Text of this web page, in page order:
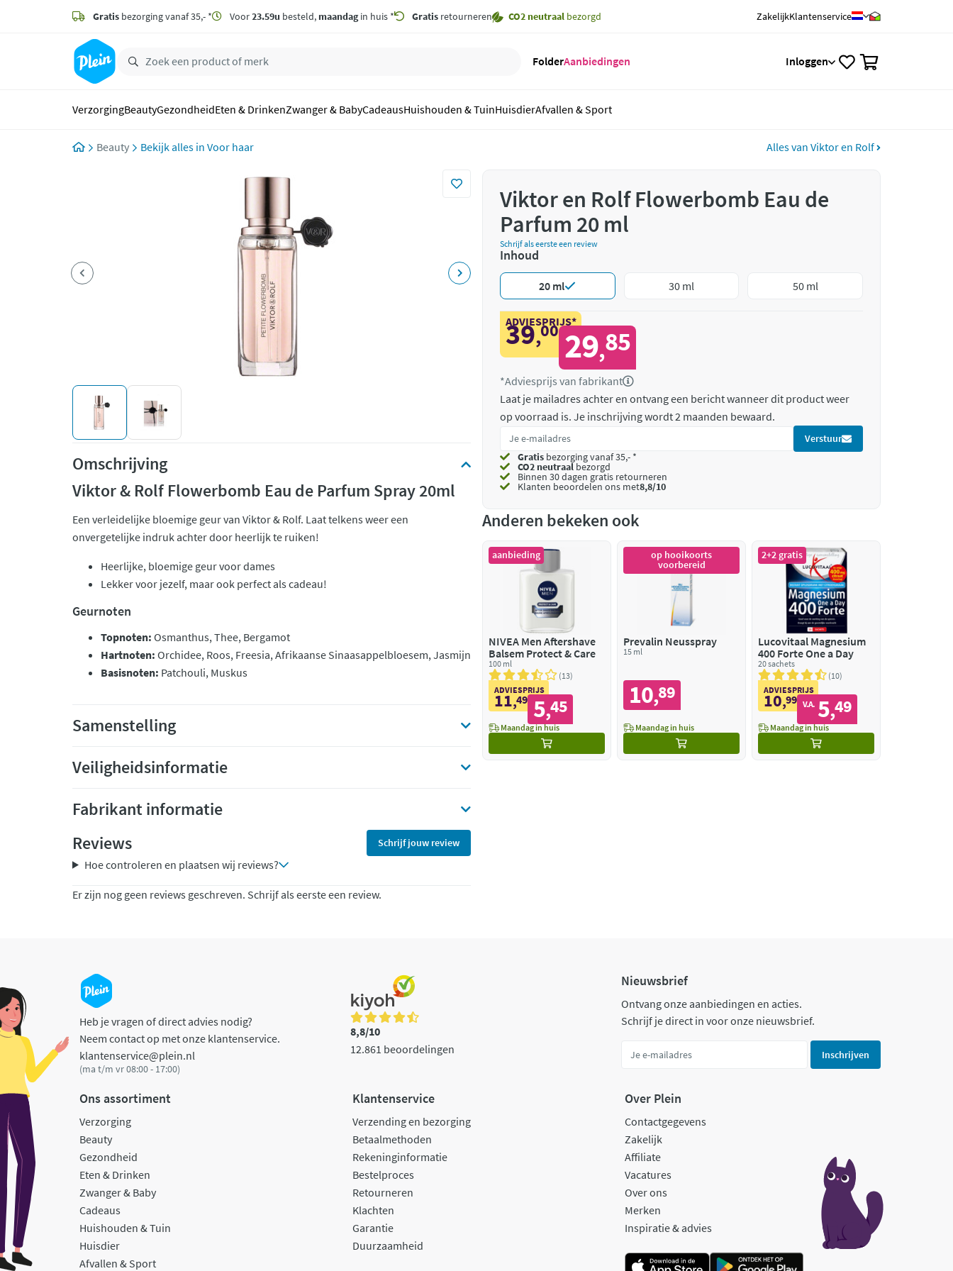
zoeken
hoofdinhoud
Gratis bezorging vanaf 35,- * Voor23.59u besteld, maandagin huis * Gratis retourneren CO2 neutraal bezorgd ZakelijkKlantenservice
FolderAanbiedingen Inloggen
VerzorgingBeautyGezondheidEten & DrinkenZwanger & BabyCadeausHuishouden & TuinHuisdierAfvallen & Sport
Beauty Voor haar Alles van Viktor en Rolf
Omschrijving
Viktor & Rolf Flowerbomb Eau de Parfum Spray 20ml
Een verleidelijke bloemige geur van Viktor & Rolf. Laat telkens weer een
onvergetelijke indruk achter door heerlijk te ruiken!
Heerlijke, bloemige geur voor dames
Lekker voor jezelf, maar ook perfect als cadeau!
Geurnoten
Topnoten: Osmanthus, Thee, Bergamot
Hartnoten: Orchidee, Roos, Freesia, Afrikaanse Sinaasappelbloesem, Jasmijn
Basisnoten: Patchouli, Muskus
Samenstelling
Veiligheidsinformatie
Fabrikant informatie
Reviews
Schrijf jouw review
Hoe controleren en plaatsen wij reviews?
Er zijn nog geen reviews geschreven. Schrijf als eerste een review.
Viktor en Rolf Flowerbomb Eau de
Parfum 20 ml
Schrijf als eerste een review
Inhoud
20 ml 30 ml 50 ml
ADVIESPRIJS*
39,00 29,85
*Adviesprijs van fabrikant
Laat je mailadres achter en ontvang een bericht wanneer dit product weer
op voorraad is. Je inschrijving wordt 2 maanden bewaard.
Verstuur
Gratis bezorging vanaf 35,- *
CO2 neutraalbezorgd
Binnen 30 dagen gratis retourneren
Klanten beoordelen ons met8,8/10
Anderen bekeken ook
aanbieding
NIVEA Men Aftershave
Balsem Protect & Care
100 ml
13
ADVIESPRIJS
11,49 5,45
Maandag in huis
op hooikoorts
voorbereid
Prevalin Neusspray
15 ml
10,89
Maandag in huis
2+2 gratis
Lucovitaal Magnesium
400 Forte One a Day
20 sachets
10
ADVIESPRIJS
10,99 V.A. 5,49
Maandag in huis
Heb je vragen of direct advies nodig?
Neem contact op met onze klantenservice.
klantenservice@plein.nl
(ma t/m vr 08:00 - 17:00)
8,8/10
12.861 beoordelingen
Nieuwsbrief
Ontvang onze aanbiedingen en acties.
Schrijf je direct in voor onze nieuwsbrief.
Inschrijven
Ons assortiment
Verzorging
Beauty
Gezondheid
Eten & Drinken
Zwanger & Baby
Cadeaus
Huishouden & Tuin
Huisdier
Afvallen & Sport
Klantenservice
Verzending en bezorging
Betaalmethoden
Rekeninginformatie
Bestelproces
Retourneren
Klachten
Garantie
Duurzaamheid
Over Plein
Contactgegevens
Zakelijk
Affiliate
Vacatures
Over ons
Merken
Inspiratie & advies